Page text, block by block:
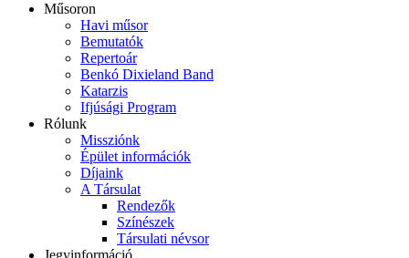
Műsoron
Havi műsor
Bemutatók
Repertoár
Benkó Dixieland Band
Katarzis
Ifjúsági Program
Rólunk
Missziónk
Épület információk
Díjaink
A Társulat
Rendezők
Színészek
Társulati névsor
Jegyinformáció